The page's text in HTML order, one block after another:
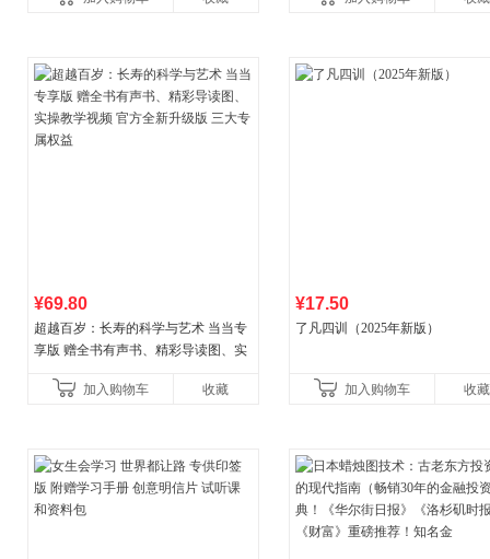
¥69.80
超越百岁：长寿的科学与艺术 当当专
享版 赠全书有声书、精彩导读图、实
权益
加入购物车 收藏
¥17.50
了凡四训（2025年新版）
加入购物车 收藏